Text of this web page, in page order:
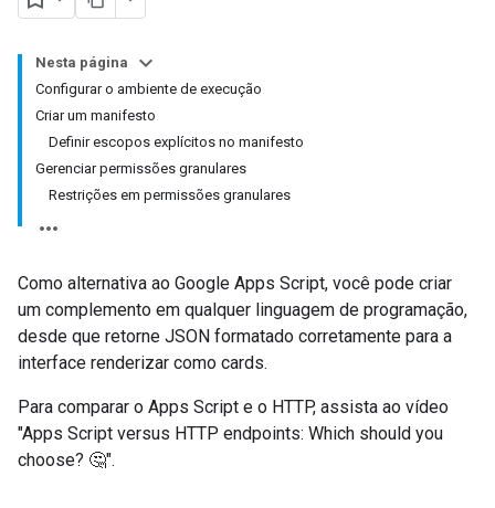
Nesta página
Configurar o ambiente de execução
Criar um manifesto
Definir escopos explícitos no manifesto
Gerenciar permissões granulares
Restrições em permissões granulares
Como alternativa ao Google Apps Script, você pode criar
um complemento em qualquer linguagem de programação,
desde que retorne JSON formatado corretamente para a
interface renderizar como cards.
Para comparar o Apps Script e o HTTP, assista ao vídeo
"Apps Script versus HTTP endpoints: Which should you
choose? 🤔".